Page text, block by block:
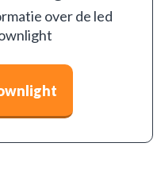
over de led